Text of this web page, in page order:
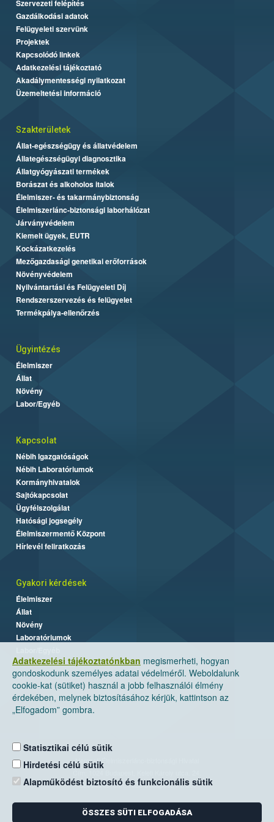
Adatkezelési tájékoztatónkban megismerheti, hogyan
gondoskodunk személyes adatai védelméről. Weboldalunk
cookie-kat (sütiket) használ a jobb felhasználói élmény
érdekében, melynek biztosításához kérjük, kattintson az
„Elfogadom” gombra.
Statisztikai célú sütik
Hirdetési célú sütik
Alapműködést biztosító és funkcionális sütik
ÖSSZES SÜTI ELFOGADÁSA
Szervezeti felépítés
Gazdálkodási adatok
Felügyeleti szervünk
Projektek
Kapcsolódó linkek
Adatkezelési tájékoztató
Akadálymentességi nyilatkozat
Üzemeltetési információ
Szakterületek
Állat-egészségügy és állatvédelem
Állategészségügyi diagnosztika
Állatgyógyászati termékek
Borászat és alkoholos italok
Élelmiszer- és takarmánybiztonság
Élelmiszerlánc-biztonsági laborhálózat
Járványvédelem
Kiemelt ügyek, EUTR
Kockázatkezelés
Mezőgazdasági genetikai erőforrások
Növényvédelem
Nyilvántartási és Felügyeleti Díj
Rendszerszervezés és felügyelet
Termékpálya-ellenőrzés
Ügyintézés
Élelmiszer
Állat
Növény
Labor/Egyéb
Kapcsolat
Nébih Igazgatóságok
Nébih Laboratóriumok
Kormányhivatalok
Sajtókapcsolat
Ügyfélszolgálat
Hatósági jogsegély
Élelmiszermentő Központ
Hírlevél feliratkozás
Gyakori kérdések
Élelmiszer
Állat
Növény
Laboratóriumok
Nemzeti Élelmiszerlánc-biztonsági Hivatal
Levelezési cím: 1525 Budapest. Pf. 30.
E-mail:ugyfelszolgalat@nebih.gov.hu